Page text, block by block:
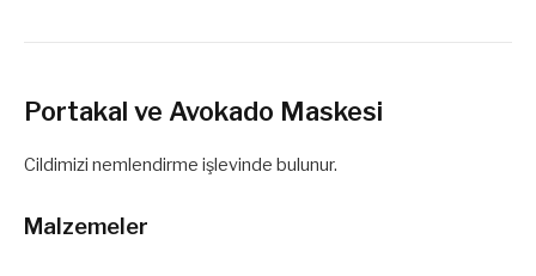
Portakal ve Avokado Maskesi
Cildimizi nemlendirme işlevinde bulunur.
Malzemeler